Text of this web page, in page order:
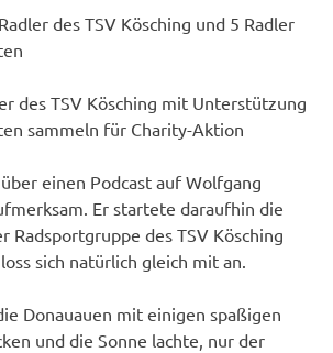
des TSV Kösching und 5 Radler
des TSV Kösching mit Unterstützung
sammeln für Charity-Aktion
einen Podcast auf Wolfgang
Er startete daraufhin die
Radsportgruppe des TSV Kösching
sich natürlich gleich mit an.
Donauauen mit einigen spaßigen
und die Sonne lachte, nur der